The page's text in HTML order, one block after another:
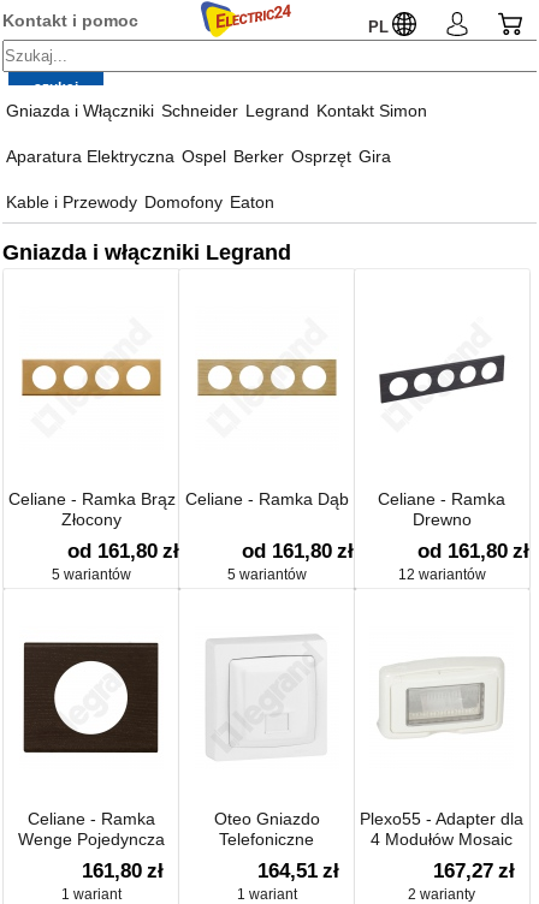
Kontakt i pomoc PL
Gniazda i Włączniki Schneider Legrand Kontakt Simon
Aparatura Elektryczna Ospel Berker Osprzęt Gira
Kable i Przewody Domofony Eaton
Gniazda i włączniki Legrand
Celiane - Ramka Brąz
Złocony
od 161,80 zł
5 wariantów
Celiane - Ramka Dąb
od 161,80 zł
5 wariantów
Celiane - Ramka
Drewno
od 161,80 zł
12 wariantów
Celiane - Ramka
Wenge Pojedyncza
161,80 zł
1 wariant
Oteo Gniazdo
Telefoniczne
Pojedyncze 1xrj45
Isdn
164,51 zł
1 wariant
Plexo55 - Adapter dla
4 Modułów Mosaic
167,27 zł
2 warianty